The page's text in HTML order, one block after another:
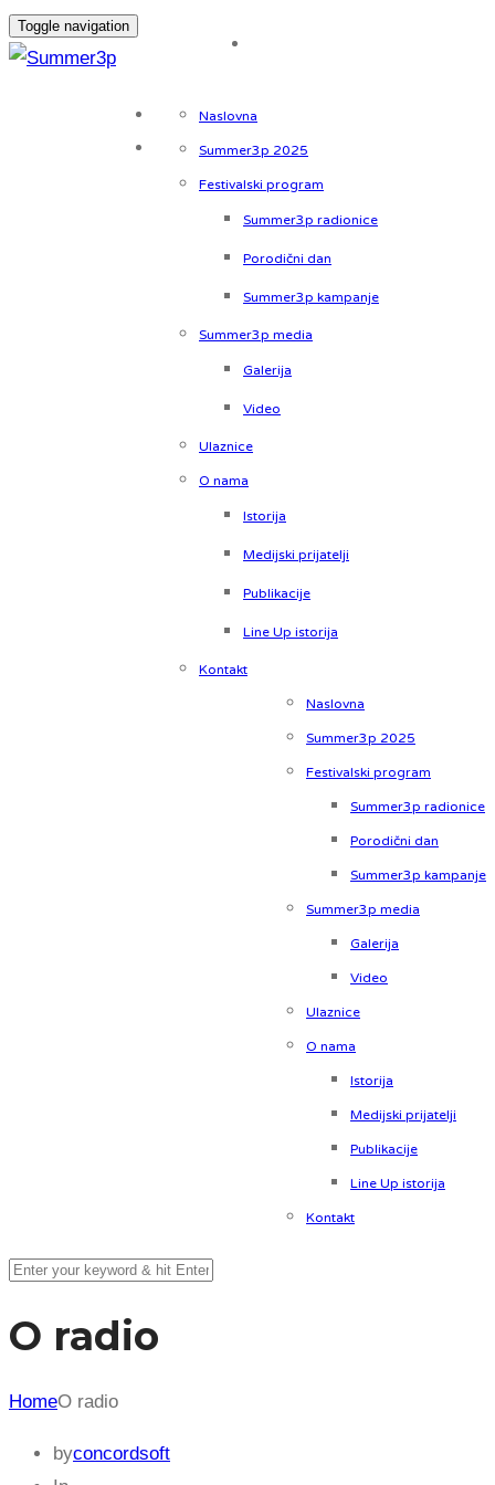
Toggle navigation
Naslovna
Summer3p 2025
Festivalski program
Summer3p radionice
Porodični dan
Summer3p kampanje
Summer3p media
Galerija
Video
Ulaznice
O nama
Istorija
Medijski prijatelji
Publikacije
Line Up istorija
Kontakt
Naslovna
Summer3p 2025
Festivalski program
Summer3p radionice
Porodični dan
Summer3p kampanje
Summer3p media
Galerija
Video
Ulaznice
O nama
Istorija
Medijski prijatelji
Publikacije
Line Up istorija
Kontakt
O radio
HomeO radio
byconcordsoft